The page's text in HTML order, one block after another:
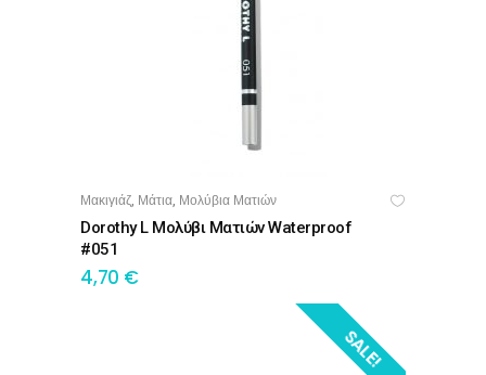
ΔΙΑΒΆΣΤΕ ΠΕΡΙΣΣΌΤΕΡΑ
Μακιγιάζ, Μάτια, Μολύβια Ματιών
Dorothy L Μολύβι Ματιών Waterproof
#051
4,70 €
SALE!